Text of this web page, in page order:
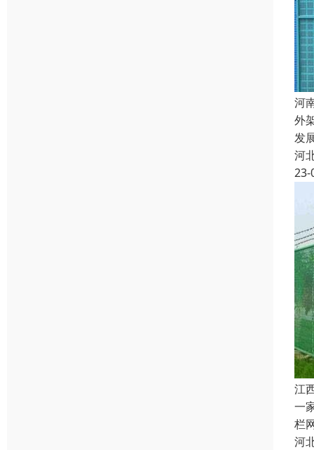
河
外
发
河
23-
江
一
栏
河